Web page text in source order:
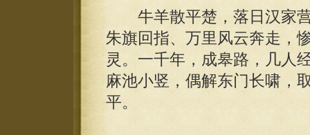
牛羊散平楚，落日汉家营
朱旗回指、万里风云奔走，
灵。一千年，成皋路，几人
麻池小竖，偶解东门长啸，
平。